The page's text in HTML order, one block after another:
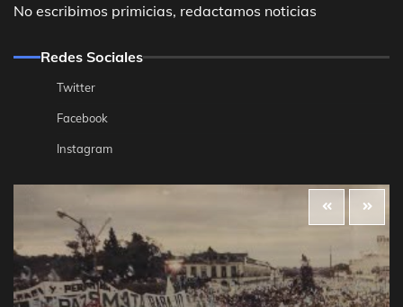
No escribimos primicias, redactamos noticias
Redes Sociales
Twitter
Facebook
Instagram